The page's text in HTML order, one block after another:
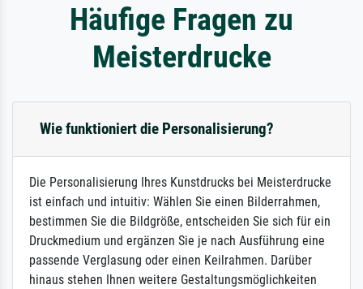
Häufige Fragen zu
Meisterdrucke
Wie funktioniert die Personalisierung?
Die Personalisierung Ihres Kunstdrucks bei Meisterdrucke
ist einfach und intuitiv: Wählen Sie einen Bilderrahmen,
bestimmen Sie die Bildgröße, entscheiden Sie sich für ein
Druckmedium und ergänzen Sie je nach Ausführung eine
passende Verglasung oder einen Keilrahmen. Darüber
hinaus stehen Ihnen weitere Gestaltungsmöglichkeiten